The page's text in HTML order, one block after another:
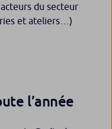
du secteur
et ateliers…)
l’année